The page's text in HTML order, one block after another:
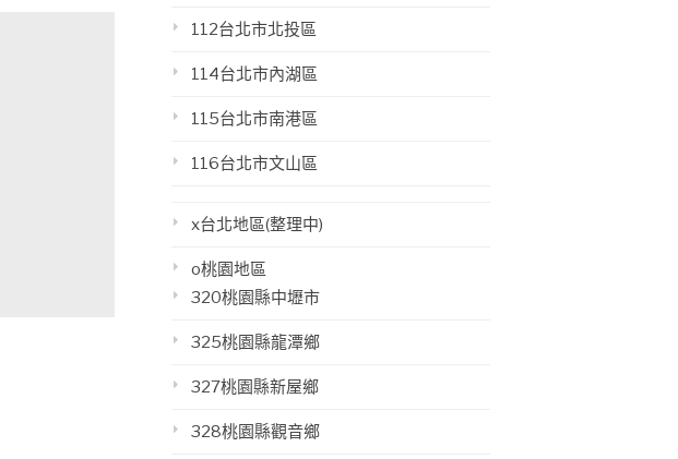
112台北市北投區
114台北市內湖區
115台北市南港區
116台北市文山區
x台北地區(整理中)
o桃園地區
320桃園縣中壢市
325桃園縣龍潭鄉
327桃園縣新屋鄉
328桃園縣觀音鄉